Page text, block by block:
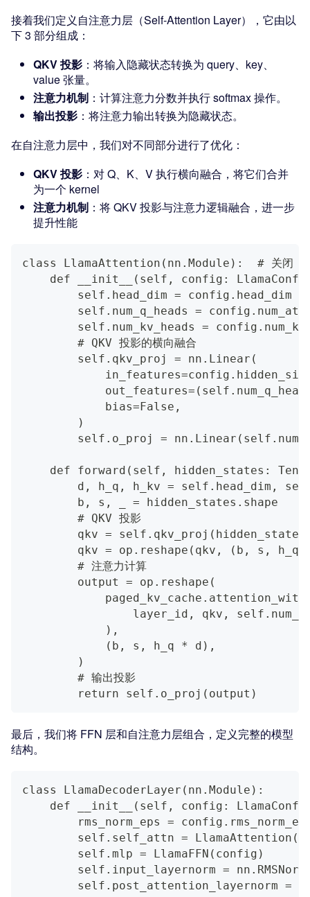
接着我们定义自注意力层（Self-Attention Layer），它由以
下 3 部分组成：
QKV 投影 ：将输入隐藏状态转换为 query、key、
value 张量。
注意力机制 ：计算注意力分数并执行 softmax 操作。
输出投影 ：将注意力输出转换为隐藏状态。
在自注意力层中，我们对不同部分进行了优化：
QKV 投影 ：对 Q、K、V 执行横向融合，将它们合并
为一个 kernel
注意力机制 ：将 QKV 投影与注意力逻辑融合，进一步
提升性能
class LlamaAttention(nn.Module):  # 关闭
def __init__(self, config:
        self.head_dim = config.head_dim
self.num_q_heads =
self.num_kv_heads =
        # QKV 投影的横向融合
        self.qkv_proj = nn.Linear(
            bias=False,
        )
self.o_proj =
def forward(self, hidden_states:
d, h_q, h_kv = self.head_dim,
        b, s, _ = hidden_states.shape
        # QKV 投影
qkv =
qkv = op.reshape(qkv, (b, s, h_q
        # 注意力计算
        output = op.reshape(
layer_id, qkv,
            ),
            (b, s, h_q * d),
        )
        # 输出投影
        return self.o_proj(output)
最后，我们将 FFN 层和自注意力层组合，定义完整的模型
结构。
class LlamaDecoderLayer(nn.Module):
def __init__(self, config:
rms_norm_eps =
self.self_attn =
        self.mlp = LlamaFFN(config)
self.input_layernorm =
self.post_attention_layernorm =